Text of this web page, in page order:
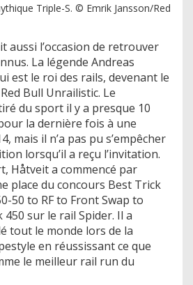
Triple-S. © Emrik Jansson/Red
aussi l’occasion de retrouver
La légende Andreas
est le roi des rails, devenant le
Bull Unrailistic. Le
du sport il y a presque 10
la dernière fois à une
mais il n’a pas pu s’empêcher
lorsqu’il a reçu l’invitation.
Håtveit a commencé par
place du concours Best Trick
50 to RF to Front Swap to
450 sur le rail Spider. Il a
tout le monde lors de la
en réussissant ce que
le meilleur rail run du